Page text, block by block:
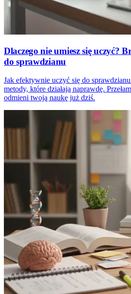
Dlaczego nie umiesz się uczyć?
do sprawdzianu
Jak efektywnie uczyć się do
metody, które działają naprawdę.
odmieni twoją naukę już dziś.